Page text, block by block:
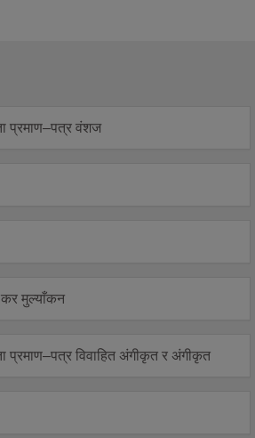
प्रमाण–पत्र वंशज
कर मुल्याँकन
प्रमाण–पत्र विवाहित अंगीकृत र अंगीकृत